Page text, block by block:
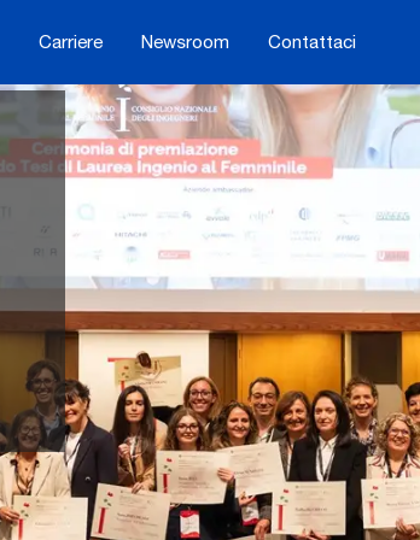
Carriere Newsroom Contattaci